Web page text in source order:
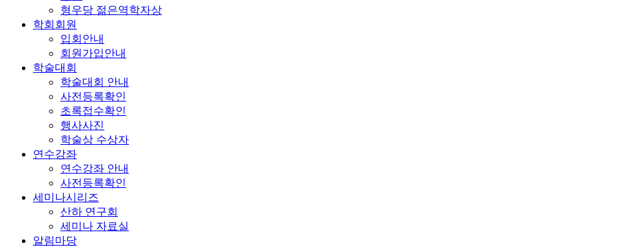
형우당 젊은역학자상
학회회원
입회안내
회원가입안내
학술대회
학술대회 안내
사전등록확인
초록접수확인
행사사진
학술상 수상자
연수강좌
연수강좌 안내
사전등록확인
세미나시리즈
산하 연구회
세미나 자료실
알림마당